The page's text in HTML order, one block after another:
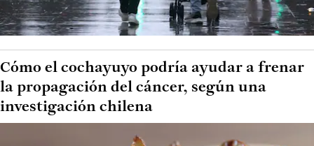
Cómo el cochayuyo podría ayudar a frenar
la propagación del cáncer, según una
investigación chilena